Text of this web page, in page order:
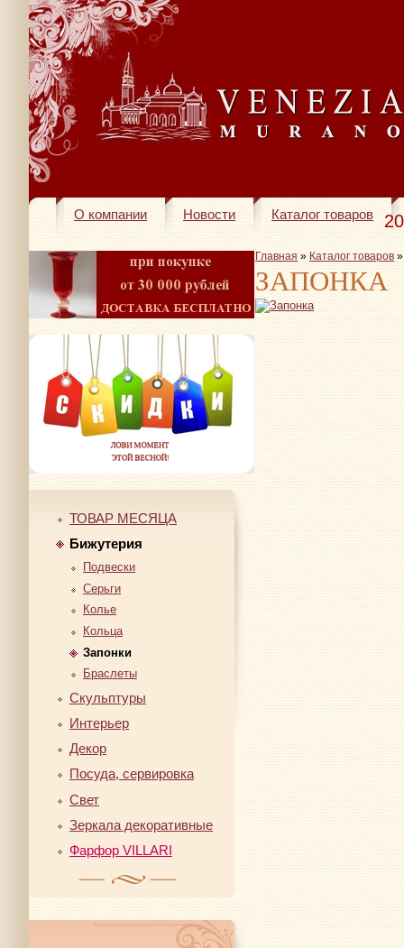
О компании Новости Каталог товаров
ТОВАР МЕСЯЦА
Бижутерия
Подвески
Серьги
Колье
Кольца
Запонки
Браслеты
Скульптуры
Интерьер
Декор
Посуда, сервировка
Свет
Зеркала декоративные
Фарфор VILLARI
Главная » Каталог товаров
ЗАПОНКА